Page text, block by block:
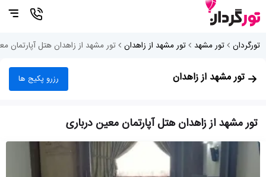
تورگردان تور مشهد تور مشهد از زاهدان تور مشهد از زاهدان هتل آپارتمان
تور مشهد از زاهدان رزرو پکیج ها
تور مشهد از زاهدان هتل آپارتمان معین درباری